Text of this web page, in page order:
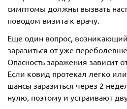
симптомы должны вызвать
поводом визита к врачу.
Еще один вопрос,
заразиться от уже
Опасность заражения зависит
Если ковид протекал легко
шансы заразиться через 2
нулю, поэтому и устраивают